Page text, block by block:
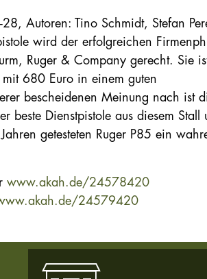
Autoren: Tino Schmidt, Stefan
wird der erfolgreichen
Ruger & Company gerecht. Sie
mit 680 Euro in einem guten
bescheidenen Meinung nach ist
beste Dienstpistole aus diesem Stall
getesteten Ruger P85 ein
www.akah.de/24578420
24579420